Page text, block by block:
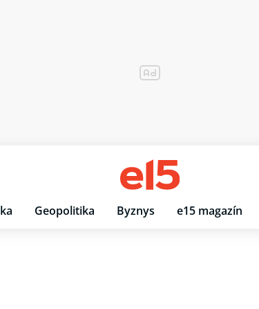
Geopolitika Byznys e15 magazín